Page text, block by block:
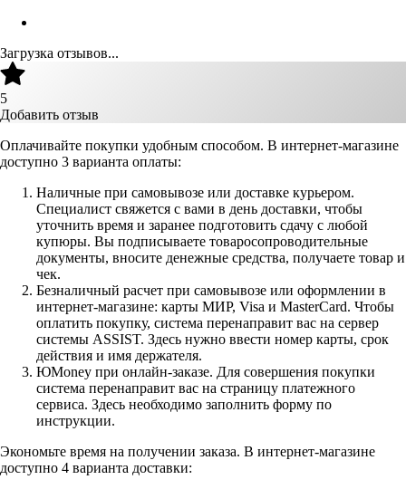
Загрузка отзывов...
5
Добавить отзыв
Оплачивайте покупки удобным способом. В интернет-магазине
доступно 3 варианта оплаты:
Наличные при самовывозе или доставке курьером.
Специалист свяжется с вами в день доставки, чтобы
уточнить время и заранее подготовить сдачу с любой
купюры. Вы подписываете товаросопроводительные
документы, вносите денежные средства, получаете товар и
чек.
Безналичный расчет при самовывозе или оформлении в
интернет-магазине: карты МИР, Visa и MasterCard. Чтобы
оплатить покупку, система перенаправит вас на сервер
системы ASSIST. Здесь нужно ввести номер карты, срок
действия и имя держателя.
ЮMoney при онлайн-заказе. Для совершения покупки
система перенаправит вас на страницу платежного
сервиса. Здесь необходимо заполнить форму по
инструкции.
Экономьте время на получении заказа. В интернет-магазине
доступно 4 варианта доставки: